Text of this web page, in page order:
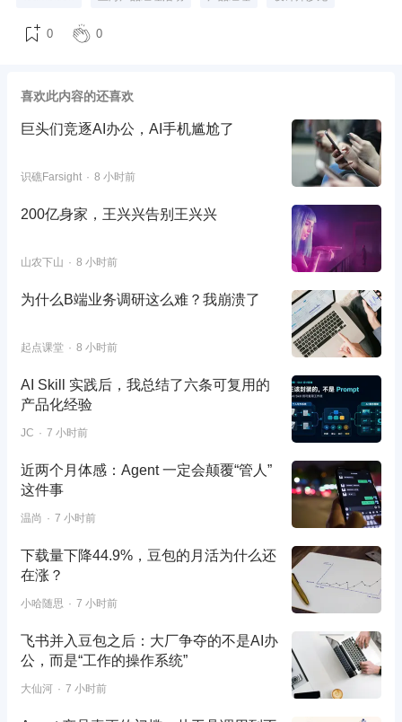
0 0
喜欢此内容的还喜欢
巨头们竞逐AI办公，AI手机尴尬了
识礁Farsight 8 小时前
200亿身家，王兴兴告别王兴兴
山农下山 8 小时前
为什么B端业务调研这么难？我崩溃了
起点课堂 8 小时前
AI Skill 实践后，我总结了六条可复用的
产品化经验
JC 7 小时前
近两个月体感：Agent 一定会颠覆“管人”
这件事
温尚 7 小时前
下载量下降44.9%，豆包的月活为什么还
在涨？
小哈随思 7 小时前
飞书并入豆包之后：大厂争夺的不是AI办
公，而是“工作的操作系统”
大仙河 7 小时前